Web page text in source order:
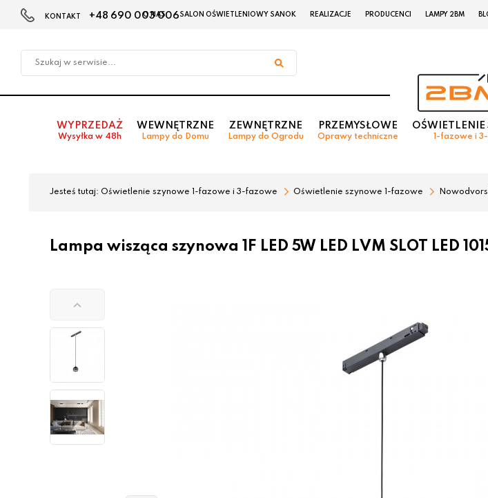
w
KONTAKT +48 690 003 006
O NAS SALON OŚWIETLENIOWY SANOK REALIZACJE PRODUCENCI LAMPY 2BM
WYPRZEDAŻ
Wysyłka w 48h
WEWNĘTRZNE
Lampy do Domu
ZEWNĘTRZNE
Lampy do Ogrodu
PRZEMYSŁOWE
Oprawy techniczne
OŚWIETLENIE
1-fazowe i
Jesteś tutaj: Oświetlenie szynowe 1-fazowe i 3-fazowe Oświetlenie szynowe 1-fazowe
Lampa wisząca szynowa 1F LED 5W LED LVM SLOT LED